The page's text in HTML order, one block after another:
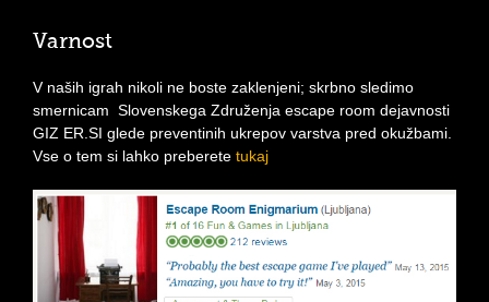
Varnost
V naših igrah nikoli ne boste zaklenjeni; skrbno sledimo
smernicam Slovenskega Združenja escape room dejavnosti
GIZ ER.SI glede preventinih ukrepov varstva pred okužbami.
Vse o tem si lahko preberete tukaj